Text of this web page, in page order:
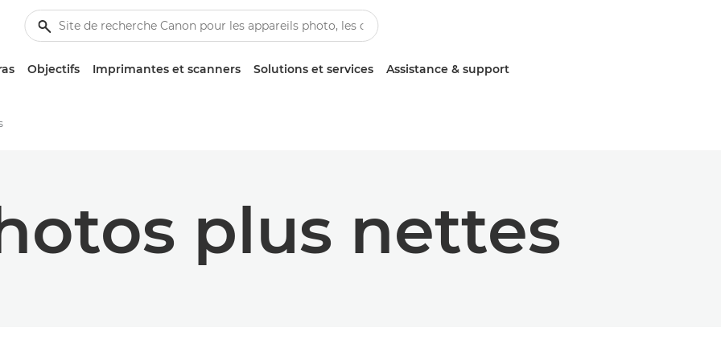
Objectifs Imprimantes et scanners Solutions et services Assistance & support
plus nettes